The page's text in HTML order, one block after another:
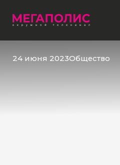
24 июня 2023Общество